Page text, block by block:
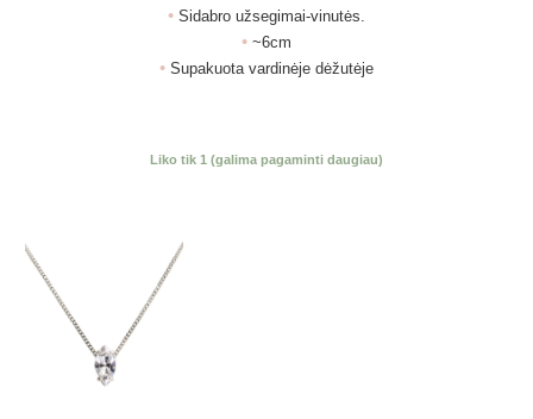
• Sidabro užsegimai-vinutės.
• ~6cm
• Supakuota vardinėje dėžutėje
Liko tik 1 (galima pagaminti daugiau)